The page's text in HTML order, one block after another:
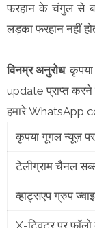
फरहान के चंगुल से
लड़का फरहान नहीं
विनम्र अनुरोध:
update प्राप्त
हमारे WhatsApp
कृपया गूगल न्यूज़
टेलीग्राम चैनल
व्हाट्सएप ग्रुप
X-ट्विटर पर